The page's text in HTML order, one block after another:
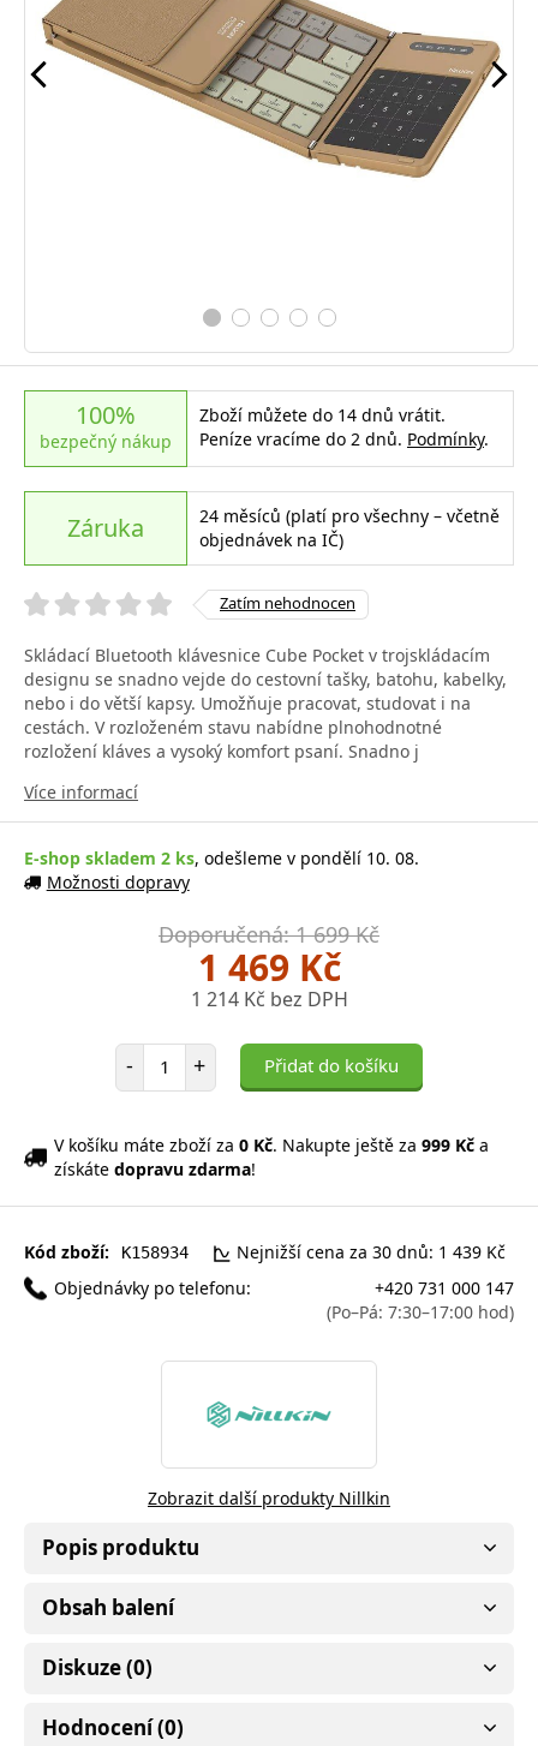
100%
bezpečný nákup
Zboží můžete do 14 dnů vrátit.
Peníze vracíme do 2 dnů. Podmínky.
Záruka
24 měsíců (platí pro všechny – včetně
objednávek na IČ)
Zatím nehodnocen
Skládací Bluetooth klávesnice Cube Pocket v trojskládacím
designu se snadno vejde do cestovní tašky, batohu, kabelky,
nebo i do větší kapsy. Umožňuje pracovat, studovat i na
cestách. V rozloženém stavu nabídne plnohodnotné
rozložení kláves a vysoký komfort psaní. Snadno j
Více informací
E-shop skladem 2 ks, odešleme v pondělí 10. 08.
Možnosti dopravy
Doporučená: 1 699 Kč
1 469 Kč
1 214 Kč bez DPH
- Počet položek
+ Přidat do košíku
V košíku máte zboží za 0 Kč. Nakupte ještě za 999 Kč a
získáte dopravu zdarma!
Kód zboží: K158934
Nejnižší cena za 30 dnů: 1 439 Kč
Objednávky po telefonu:
+420 731 000 147
(Po–Pá: 7:30–17:00 hod)
Zobrazit další produkty Nillkin
Popis produktu
Obsah balení
Diskuze (0)
Hodnocení (0)